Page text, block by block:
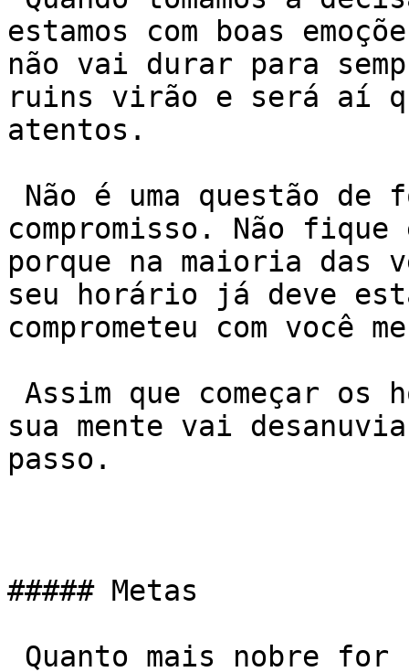
estamos com boas
não vai durar para
ruins virão e será aí
atentos.
compromisso. Não
porque na maioria das
seu horário já deve
comprometeu com você
sua mente vai
passo.
##### Metas